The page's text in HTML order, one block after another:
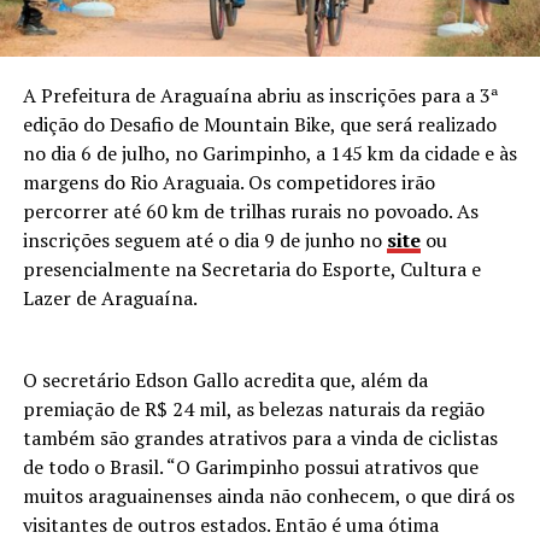
A Prefeitura de Araguaína abriu as inscrições para a 3ª
edição do Desafio de Mountain Bike, que será realizado
no dia 6 de julho, no Garimpinho, a 145 km da cidade e às
margens do Rio Araguaia. Os competidores irão
percorrer até 60 km de trilhas rurais no povoado. As
inscrições seguem até o dia 9 de junho no site ou
presencialmente na Secretaria do Esporte, Cultura e
Lazer de Araguaína.
O secretário Edson Gallo acredita que, além da
premiação de R$ 24 mil, as belezas naturais da região
também são grandes atrativos para a vinda de ciclistas
de todo o Brasil. “O Garimpinho possui atrativos que
muitos araguainenses ainda não conhecem, o que dirá os
visitantes de outros estados. Então é uma ótima